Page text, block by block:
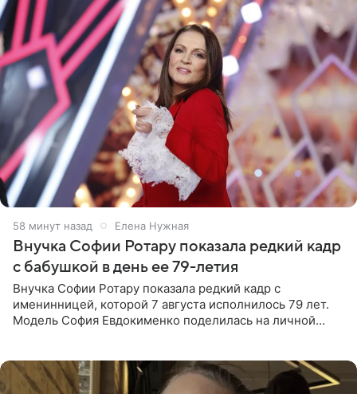
58 минут назад Елена Нужная
Внучка Софии Ротару показала редкий кадр
с бабушкой в день ее 79-летия
Внучка Софии Ротару показала редкий кадр с
именинницей, которой 7 августа исполнилось 79 лет.
Модель София Евдокименко поделилась на личной